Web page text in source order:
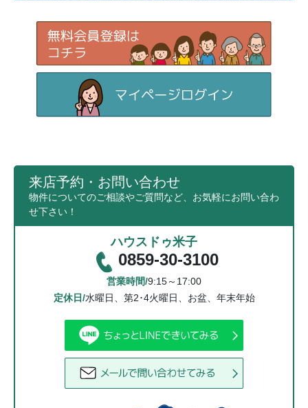
来店予約・お問い合わせ
物件についてのご相談やご質問など、お気軽にお問い合わ
せ下さい！
ハウスドゥ米子
0859-30-3100
営業時間/9:15～17:00
定休日/水曜日、第2･4火曜日、お盆、年末年始